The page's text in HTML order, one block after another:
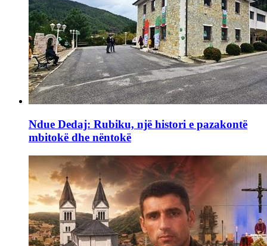
Ndue Dedaj: Rubiku, një histori e pazakontë
mbitokë dhe nëntokë